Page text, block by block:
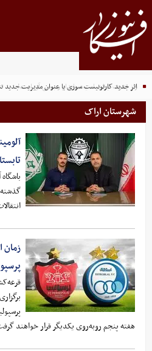
راز قدرت ایران، امنیت پایدار و بومی آن است!
اثر جدید کارتونیست سوری با عنوان مدیریت جدید
شهرستان اراک
گذشته
زمان
هفته پنجم روبه‌روی یکدیگر قرار خواهند